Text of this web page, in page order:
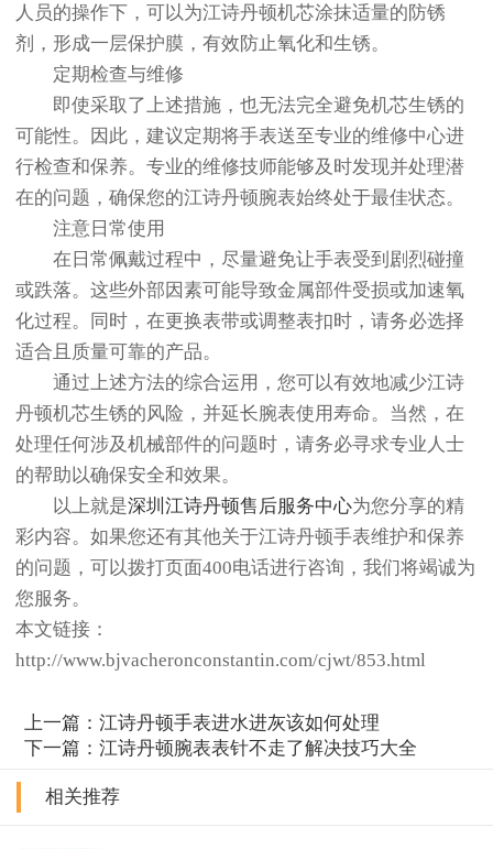
人员的操作下，可以为江诗丹顿机芯涂抹适量的防锈
剂，形成一层保护膜，有效防止氧化和生锈。
定期检查与维修
即使采取了上述措施，也无法完全避免机芯生锈的
可能性。因此，建议定期将手表送至专业的维修中心进
行检查和保养。专业的维修技师能够及时发现并处理潜
在的问题，确保您的江诗丹顿腕表始终处于最佳状态。
注意日常使用
在日常佩戴过程中，尽量避免让手表受到剧烈碰撞
或跌落。这些外部因素可能导致金属部件受损或加速氧
化过程。同时，在更换表带或调整表扣时，请务必选择
适合且质量可靠的产品。
通过上述方法的综合运用，您可以有效地减少江诗
丹顿机芯生锈的风险，并延长腕表使用寿命。当然，在
处理任何涉及机械部件的问题时，请务必寻求专业人士
的帮助以确保安全和效果。
以上就是深圳江诗丹顿售后服务中心为您分享的精
彩内容。如果您还有其他关于江诗丹顿手表维护和保养
的问题，可以拨打页面400电话进行咨询，我们将竭诚为
您服务。
本文链接：
http://www.bjvacheronconstantin.com/cjwt/853.html
上一篇：江诗丹顿手表进水进灰该如何处理
下一篇：江诗丹顿腕表表针不走了解决技巧大全
相关推荐